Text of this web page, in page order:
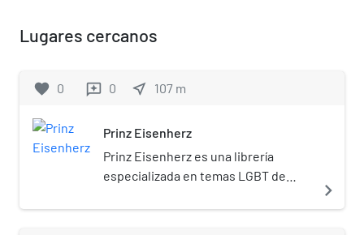
Lugares cercanos
favorite 0 reviews 0 near_me 107 m
Prinz Eisenherz
Prinz Eisenherz es una librería
especializada en temas LGBT de
abrió sus puertas en Europa en 1978.
navigate_next